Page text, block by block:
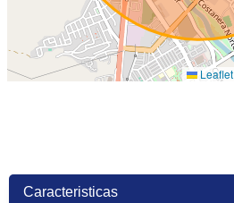
Leaflet
Caracteristicas